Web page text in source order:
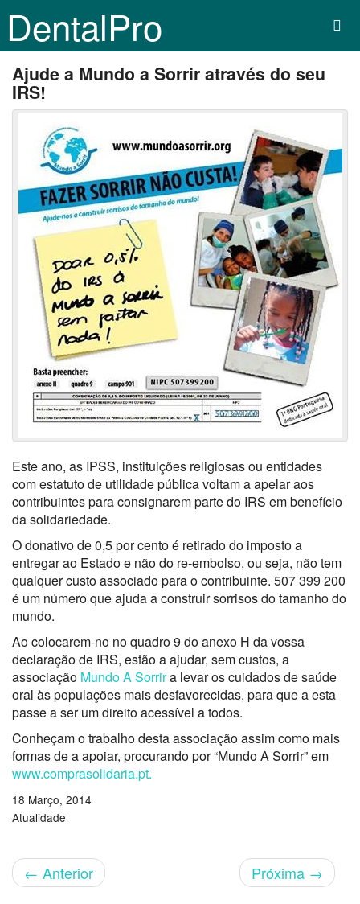
DentalPro
Ajude a Mundo a Sorrir através do seu
IRS!
Este ano, as IPSS, instituições religiosas ou entidades
com estatuto de utilidade pública voltam a apelar aos
contribuintes para consignarem parte do IRS em benefício
da solidariedade.
O donativo de 0,5 por cento é retirado do imposto a
entregar ao Estado e não do re-embolso, ou seja, não tem
qualquer custo associado para o contribuinte. 507 399 200
é um número que ajuda a construir sorrisos do tamanho do
mundo.
Ao colocarem-no no quadro 9 do anexo H da vossa
declaração de IRS, estão a ajudar, sem custos, a
associação Mundo A Sorrira levar os cuidados de saúde
oral às populações mais desfavorecidas, para que a esta
passe a ser um direito acessível a todos.
Conheçam o trabalho desta associação assim como mais
formas de a apoiar, procurando por “Mundo A Sorrir” em
www.comprasolidaria.pt.
18 Março, 2014
Atualidade
← Anterior Próxima →